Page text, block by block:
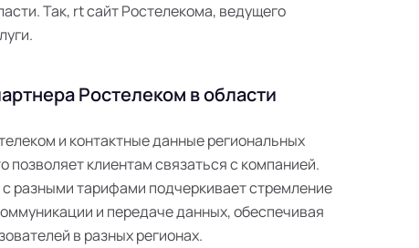
Так, rt сайт Ростелекома, ведущего
Ростелеком в области
и контактные данные региональных
позволяет клиентам связаться с компанией.
разными тарифами подчеркивает стремление
и передаче данных, обеспечивая
в разных регионах.